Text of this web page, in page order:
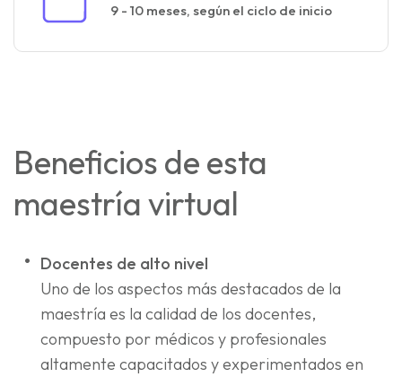
9 - 10 meses, según el ciclo de inicio
Beneficios de esta
maestría virtual
Docentes de alto nivel
Uno de los aspectos más destacados de la
maestría es la calidad de los docentes,
compuesto por médicos y profesionales
altamente capacitados y experimentados en